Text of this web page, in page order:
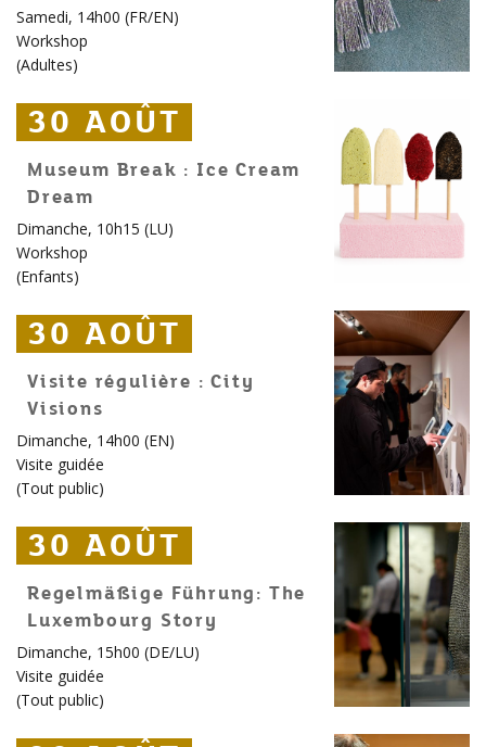
Samedi, 14h00 (FR/EN)
Workshop
(Adultes)
30 AOÛT
30 AOÛT
30 AOÛT
Museum Break : Ice Cream
Dream
Dimanche, 10h15 (LU)
Workshop
(Enfants)
30 AOÛT
30 AOÛT
30 AOÛT
Visite régulière : City
Visions
Dimanche, 14h00 (EN)
Visite guidée
(Tout public)
30 AOÛT
30 AOÛT
30 AOÛT
Regelmäßige Führung: The
Luxembourg Story
Dimanche, 15h00 (DE/LU)
Visite guidée
(Tout public)